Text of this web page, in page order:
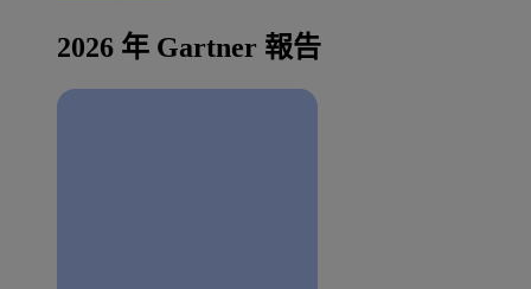
2026 年 Gartner 報告